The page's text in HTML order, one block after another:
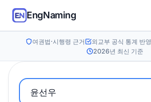
EngNaming
여권법·시행령 근거 외교부 공식 통계 반영
2026년 최신 기준